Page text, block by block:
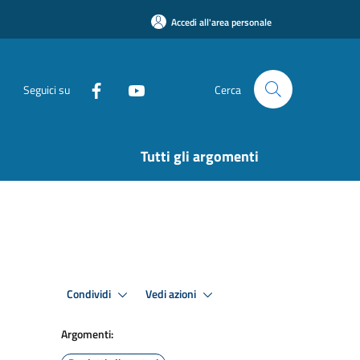
Accedi all'area personale
Seguici su Cerca
Tutti gli argomenti
Condividi Vedi azioni
Argomenti: